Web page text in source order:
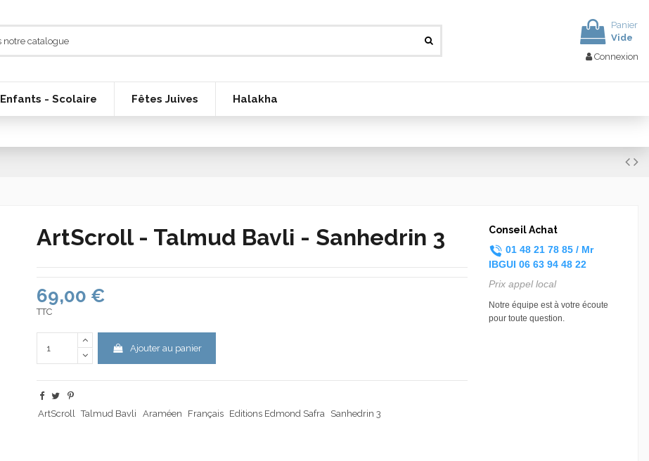
Panier
Vide
Connexion
Enfants - Scolaire Fêtes Juives Halakha
ArtScroll - Talmud Bavli - Sanhedrin 3
69,00 €
TTC
Ajouter au panier
ArtScroll Talmud Bavli Araméen Français Editions Edmond Safra Sanhedrin 3
Conseil Achat
01 48 21 78 85 / Mr
IBGUI 06 63 94 48 22
Prix appel local
Notre équipe est à votre écoute
pour toute question.